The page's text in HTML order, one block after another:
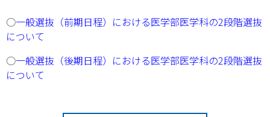
○一般選抜（前期日程）における医学部医学科の2段階選抜
について
○一般選抜（後期日程）における医学部医学科の2段階選抜
について